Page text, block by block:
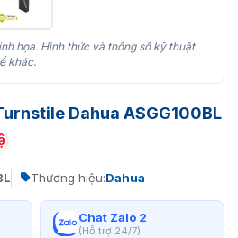
họa. Hình thức và thông số kỹ thuật
khác.
Dahua ASGG100BL
Thương hiệu:Dahua
Chat Zalo 2
(Hỗ trợ 24/7)